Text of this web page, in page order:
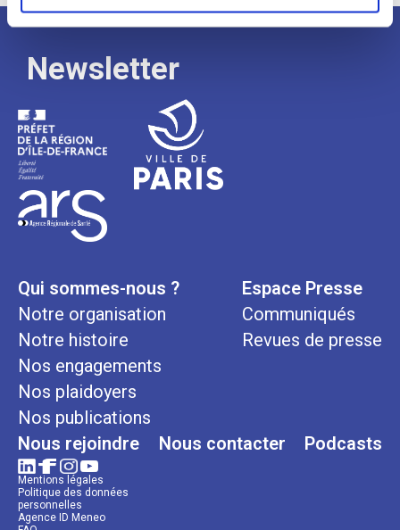
Newsletter
Qui sommes-nous ?
Notre organisation
Notre histoire
Nos engagements
Nos plaidoyers
Nos publications
Espace Presse
Communiqués
Revues de presse
Nous rejoindre Nous contacter Podcasts
Mentions légales
Politique des données
personnelles
Agence ID Meneo